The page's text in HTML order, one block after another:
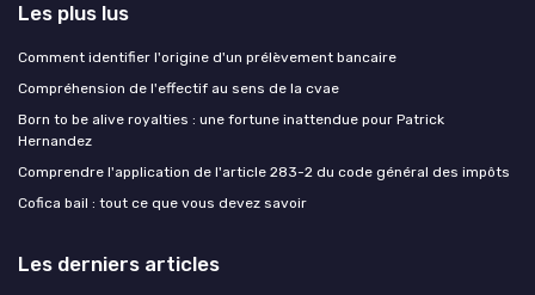
Les plus lus
Comment identifier l'origine d'un prélèvement bancaire
Compréhension de l'effectif au sens de la cvae
Born to be alive royalties : une fortune inattendue pour Patrick
Hernandez
Comprendre l'application de l'article 283-2 du code général des impôts
Cofica bail : tout ce que vous devez savoir
Les derniers articles